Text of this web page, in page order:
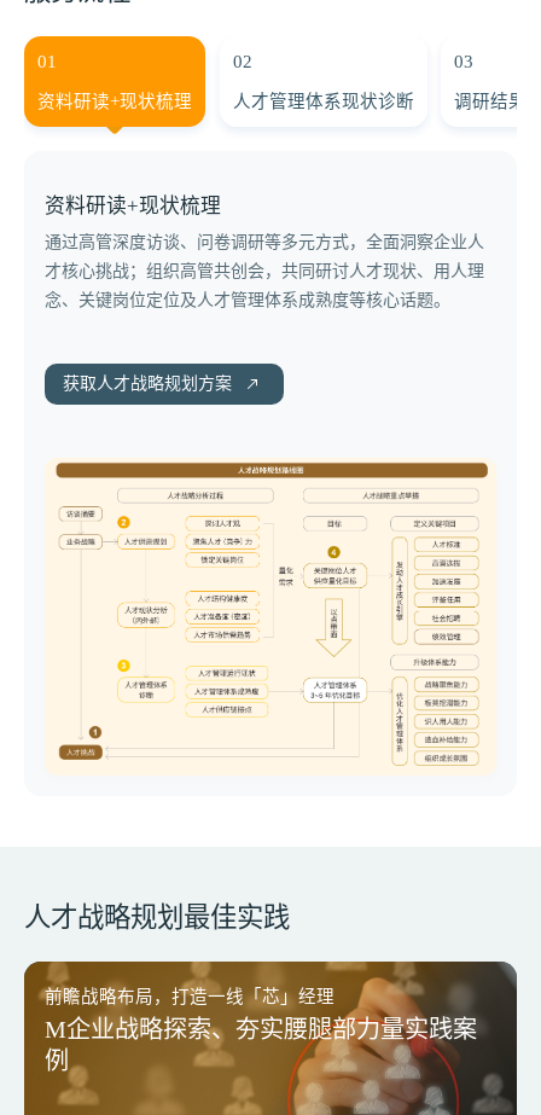
01
资料研读+现状梳理
02
人才管理体系现状诊断
03
调研结果
资料研读+现状梳理
通过高管深度访谈、问卷调研等多元方式，全面洞察企业人
才核心挑战；组织高管共创会，共同研讨人才现状、用人理
念、关键岗位定位及人才管理体系成熟度等核心话题。
获取人才战略规划方案
基于调研数据，系统梳理人才管理体系各模块（招聘、培
养、绩效、继任等）的运行现状，形成专项诊断报告。
向企业核心团队汇报诊断结果，共同研讨问题根源、优化方
向及优先级排序。
整合研讨成果，形成人才战略规划总结报告，明确核心目
标、关键举措及实施优先级。
与HR团队深度对接，细化人才战略落地的具体策略、资源配
置及执行细则。
向业务高层全面汇报人才战略规划方案，对齐战略认知，争
取资源支持，明确落地责任主体。
人才战略规划最佳实践
前瞻战略布局，打造一线「芯」经理
M企业战略探索、夯实腰腿部力量实践案
例
DDI赋能「出海」管理者
全球化人才战略破局出海难题